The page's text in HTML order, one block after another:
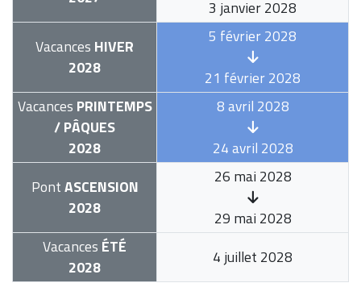
3 janvier 2028
Vacances HIVER
2028
5 février 2028
21 février 2028
Vacances PRINTEMPS
/ PÂQUES
2028
8 avril 2028
24 avril 2028
PontASCENSION
2028
26 mai 2028
29 mai 2028
Vacances ÉTÉ
2028
4 juillet 2028